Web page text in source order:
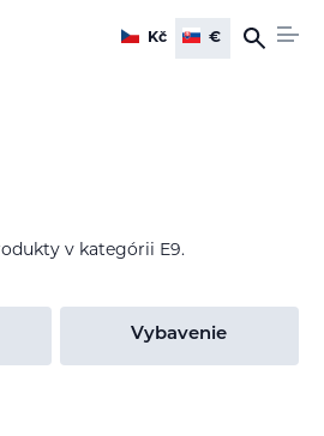
Kč €
v kategórii E9.
Vybavenie